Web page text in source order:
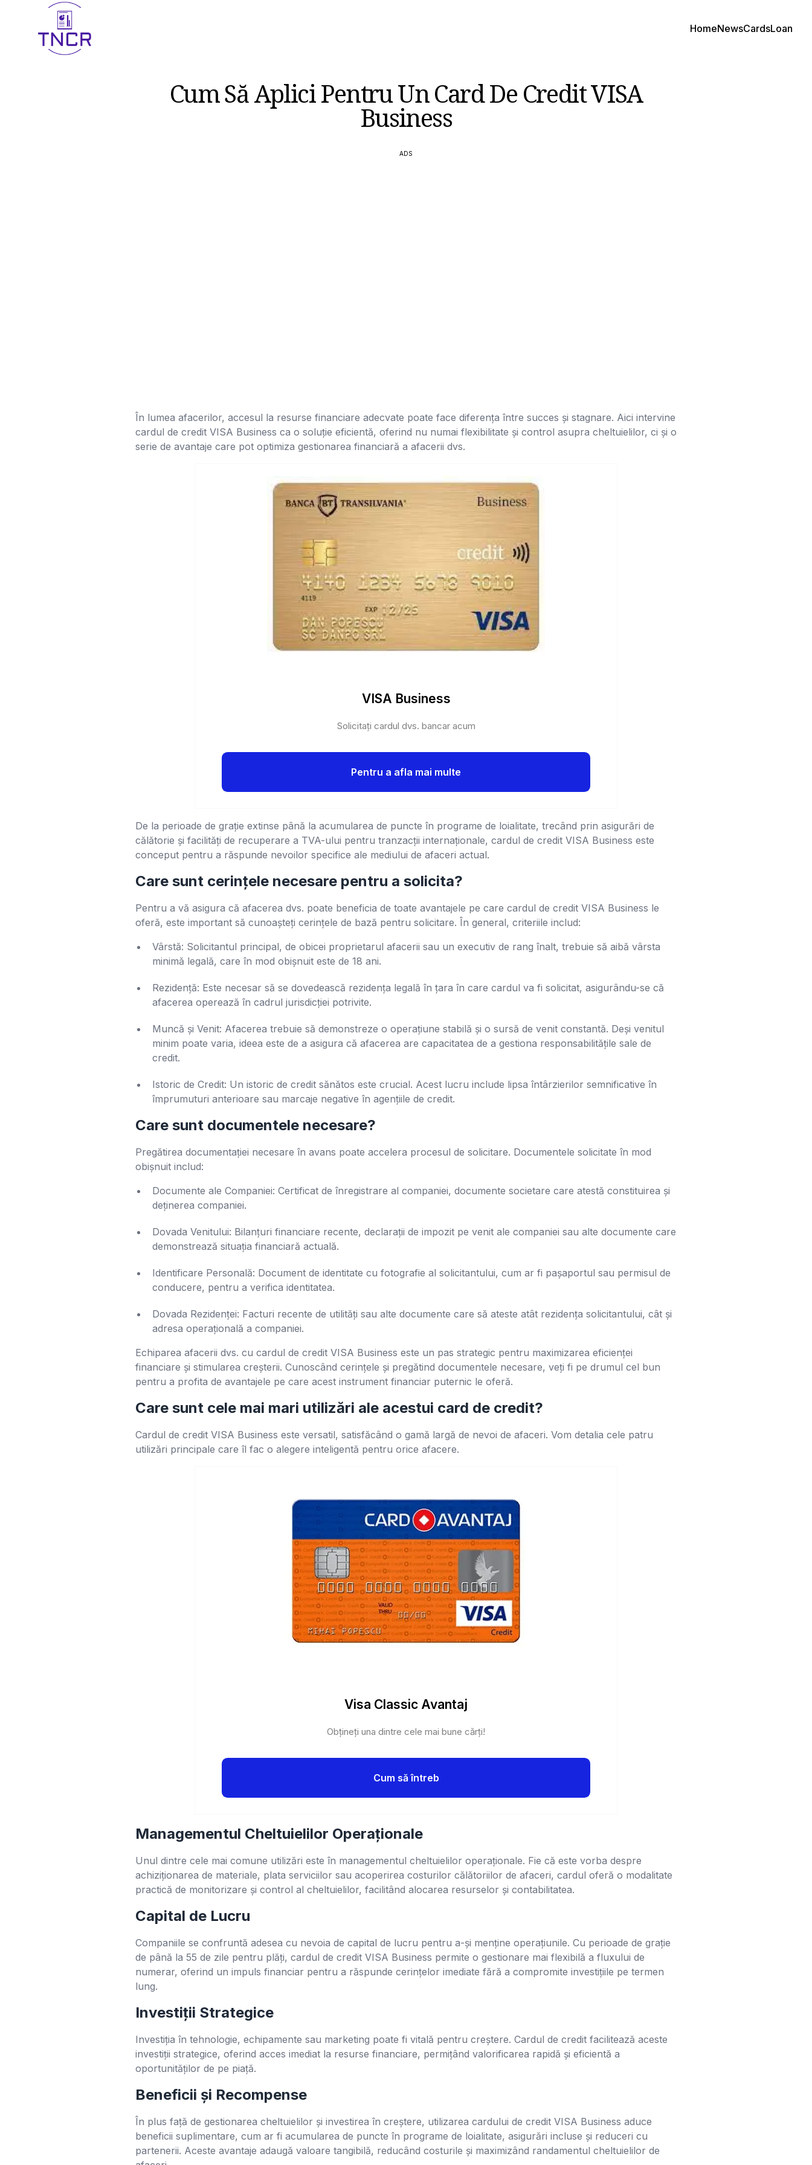
HomeNewsCardsLoan
Cum Să Aplici Pentru Un Card De Credit VISA
Business
ADS
În lumea afacerilor, accesul la resurse financiare adecvate poate face diferența între succes și stagnare. Aici intervine
cardul de credit VISA Business ca o soluție eficientă, oferind nu numai flexibilitate și control asupra cheltuielilor, ci și o
serie de avantaje care pot optimiza gestionarea financiară a afacerii dvs.
VISA Business
Solicitați cardul dvs. bancar acum
Pentru a afla mai multe
De la perioade de grație extinse până la acumularea de puncte în programe de loialitate, trecând prin asigurări de
călătorie și facilități de recuperare a TVA-ului pentru tranzacții internaționale, cardul de credit VISA Business este
conceput pentru a răspunde nevoilor specifice ale mediului de afaceri actual.
Care sunt cerințele necesare pentru a solicita?
Pentru a vă asigura că afacerea dvs. poate beneficia de toate avantajele pe care cardul de credit VISA Business le
oferă, este important să cunoașteți cerințele de bază pentru solicitare. În general, criteriile includ:
Vârstă: Solicitantul principal, de obicei proprietarul afacerii sau un executiv de rang înalt, trebuie să aibă vârsta
minimă legală, care în mod obișnuit este de 18 ani.
Rezidență: Este necesar să se dovedească rezidența legală în țara în care cardul va fi solicitat, asigurându-se că
afacerea operează în cadrul jurisdicției potrivite.
Muncă și Venit: Afacerea trebuie să demonstreze o operațiune stabilă și o sursă de venit constantă. Deși venitul
minim poate varia, ideea este de a asigura că afacerea are capacitatea de a gestiona responsabilitățile sale de
credit.
Istoric de Credit: Un istoric de credit sănătos este crucial. Acest lucru include lipsa întârzierilor semnificative în
împrumuturi anterioare sau marcaje negative în agențiile de credit.
Care sunt documentele necesare?
Pregătirea documentației necesare în avans poate accelera procesul de solicitare. Documentele solicitate în mod
obișnuit includ:
Documente ale Companiei: Certificat de înregistrare al companiei, documente societare care atestă constituirea și
deținerea companiei.
Dovada Venitului: Bilanțuri financiare recente, declarații de impozit pe venit ale companiei sau alte documente care
demonstrează situația financiară actuală.
Identificare Personală: Document de identitate cu fotografie al solicitantului, cum ar fi pașaportul sau permisul de
conducere, pentru a verifica identitatea.
Dovada Rezidenței: Facturi recente de utilități sau alte documente care să ateste atât rezidența solicitantului, cât și
adresa operațională a companiei.
Echiparea afacerii dvs. cu cardul de credit VISA Business este un pas strategic pentru maximizarea eficienței
financiare și stimularea creșterii. Cunoscând cerințele și pregătind documentele necesare, veți fi pe drumul cel bun
pentru a profita de avantajele pe care acest instrument financiar puternic le oferă.
Care sunt cele mai mari utilizări ale acestui card de credit?
Cardul de credit VISA Business este versatil, satisfăcând o gamă largă de nevoi de afaceri. Vom detalia cele patru
utilizări principale care îl fac o alegere inteligentă pentru orice afacere.
Visa Classic Avantaj
Obțineți una dintre cele mai bune cărți!
Cum să întreb
Managementul Cheltuielilor Operaționale
Unul dintre cele mai comune utilizări este în managementul cheltuielilor operaționale. Fie că este vorba despre
achiziționarea de materiale, plata serviciilor sau acoperirea costurilor călătoriilor de afaceri, cardul oferă o modalitate
practică de monitorizare și control al cheltuielilor, facilitând alocarea resurselor și contabilitatea.
Capital de Lucru
Companiile se confruntă adesea cu nevoia de capital de lucru pentru a-și menține operațiunile. Cu perioade de grație
de până la 55 de zile pentru plăți, cardul de credit VISA Business permite o gestionare mai flexibilă a fluxului de
numerar, oferind un impuls financiar pentru a răspunde cerințelor imediate fără a compromite investițiile pe termen
lung.
Investiții Strategice
Investiția în tehnologie, echipamente sau marketing poate fi vitală pentru creștere. Cardul de credit facilitează aceste
investiții strategice, oferind acces imediat la resurse financiare, permițând valorificarea rapidă și eficientă a
oportunităților de pe piață.
Beneficii și Recompense
În plus față de gestionarea cheltuielilor și investirea în creștere, utilizarea cardului de credit VISA Business aduce
beneficii suplimentare, cum ar fi acumularea de puncte în programe de loialitate, asigurări incluse și reduceri cu
partenerii. Aceste avantaje adaugă valoare tangibilă, reducând costurile și maximizând randamentul cheltuielilor de